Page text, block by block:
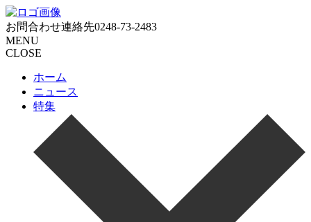
お問合わせ連絡先0248-73-2483
MENU
CLOSE
ホーム
ニュース
特集